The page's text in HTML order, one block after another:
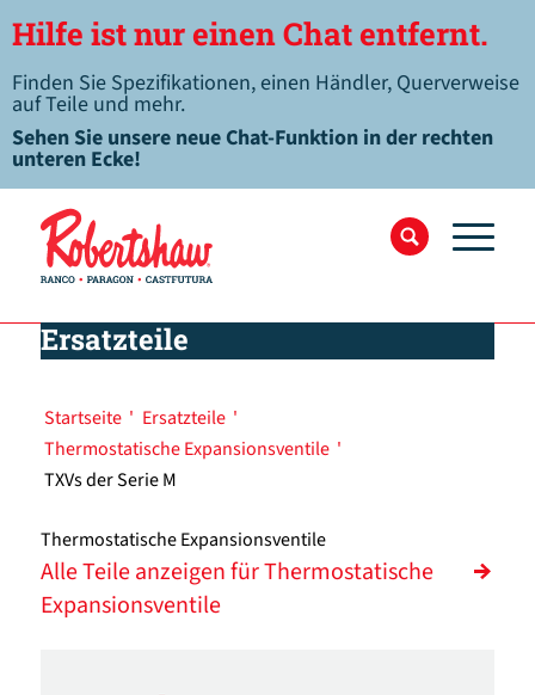
Hilfe ist nur einen Chat entfernt.
Finden Sie Spezifikationen, einen Händler, Querverweise
auf Teile und mehr.
Sehen Sie unsere neue Chat-Funktion in der rechten
unteren Ecke!
Ersatzteile
Startseite ' Ersatzteile '
Thermostatische Expansionsventile '
TXVs der Serie M
Thermostatische Expansionsventile
Alle Teile anzeigen für Thermostatische
Expansionsventile